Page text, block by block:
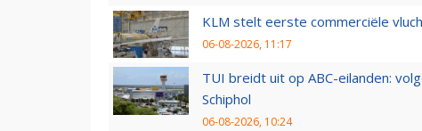
KLM stelt eerste commerciële
06-08-2026, 11:17
TUI breidt uit op ABC-eilanden:
Schiphol
06-08-2026, 10:24